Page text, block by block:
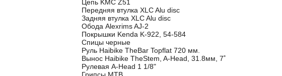
Цепь KMC Z51
Передняя втулка XLC Alu disc
Задняя втулка XLC Alu disc
Обода Alexrims AJ-2
Покрышки Kenda K-922, 54-584
Спицы черные
Руль Haibike TheBar Topflat 720 мм.
Вынос Haibike TheStem, A-Head, 31.8мм, 7˚
Рулевая A-Head 1 1/8"